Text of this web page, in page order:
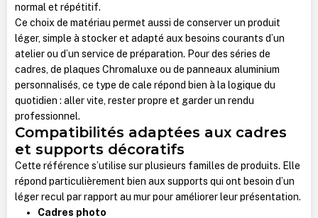
normal et répétitif.
Ce choix de matériau permet aussi de conserver un produit
léger, simple à stocker et adapté aux besoins courants d’un
atelier ou d’un service de préparation. Pour des séries de
cadres, de plaques Chromaluxe ou de panneaux aluminium
personnalisés, ce type de cale répond bien à la logique du
quotidien : aller vite, rester propre et garder un rendu
professionnel.
Compatibilités adaptées aux cadres
et supports décoratifs
Cette référence s’utilise sur plusieurs familles de produits. Elle
répond particulièrement bien aux supports qui ont besoin d’un
léger recul par rapport au mur pour améliorer leur présentation.
Cadres photo